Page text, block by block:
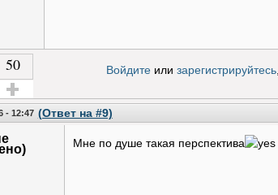
50
за!
Войдитеили зарегистрируйтесь
- 12:47 (Ответ на #9)
Мне по душе такая перспектива